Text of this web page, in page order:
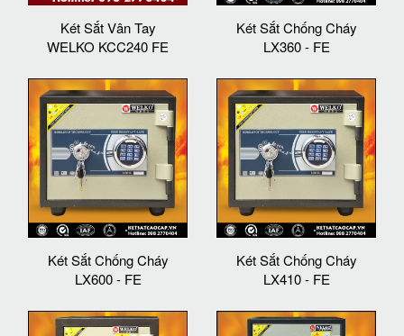
Két Sắt Vân Tay
WELKO KCC240 FE
Két Sắt Chống Cháy
LX360 - FE
Két Sắt Chống Cháy
LX600 - FE
Két Sắt Chống Cháy
LX410 - FE